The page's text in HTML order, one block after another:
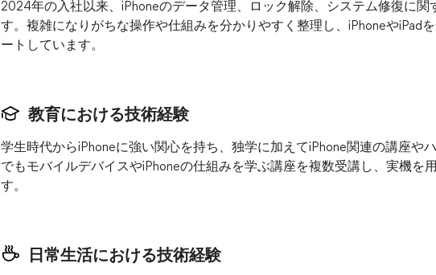
2024年の入社以来、iPhoneのデータ管理、ロック解除、システム修復に関
す。複雑になりがちな操作や仕組みを分かりやすく整理し、iPhoneやiPad
ートしています。
教育における技術経験
学生時代からiPhoneに強い関心を持ち、独学に加えてiPhone関連の講座や
でもモバイルデバイスやiPhoneの仕組みを学ぶ講座を複数受講し、実機を
す。
日常生活における技術経験